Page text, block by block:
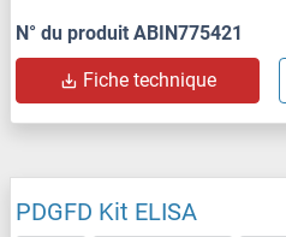
N° du produit ABIN775421
Fiche technique
PDGFD Kit ELISA